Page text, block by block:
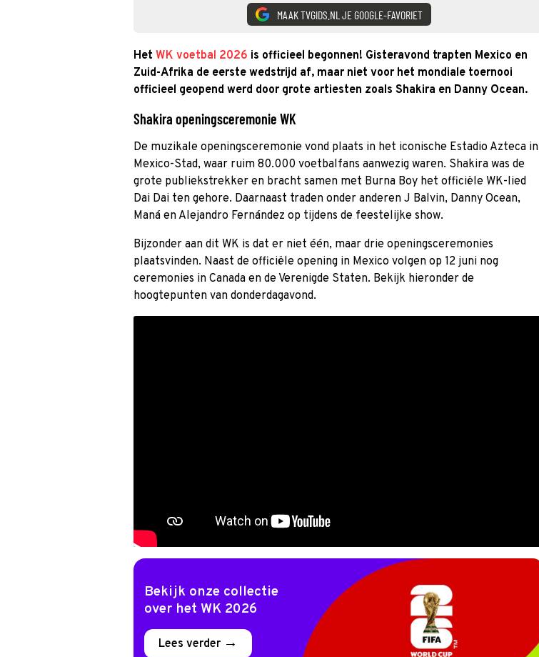
MAAK TVGIDS.NL JE GOOGLE-FAVORIET
Het WK voetbal 2026 is officieel begonnen! Gisteravond trapten Mexico en
Zuid-Afrika de eerste wedstrijd af, maar niet voor het mondiale toernooi
officieel geopend werd door grote artiesten zoals Shakira en Danny Ocean.
Shakira openingsceremonie WK
De muzikale openingsceremonie vond plaats in het iconische Estadio Azteca in
Mexico-Stad, waar ruim 80.000 voetbalfans aanwezig waren. Shakira was de
grote publiekstrekker en bracht samen met Burna Boy het officiële WK-lied
Dai Dai ten gehore. Daarnaast traden onder anderen J Balvin, Danny Ocean,
Maná en Alejandro Fernández op tijdens de feestelijke show.
Bijzonder aan dit WK is dat er niet één, maar drie openingsceremonies
plaatsvinden. Naast de officiële opening in Mexico volgen op 12 juni nog
ceremonies in Canada en de Verenigde Staten. Bekijk hieronder de
hoogtepunten van donderdagavond.
Bekijk onze collectie
over het WK 2026
Lees verder